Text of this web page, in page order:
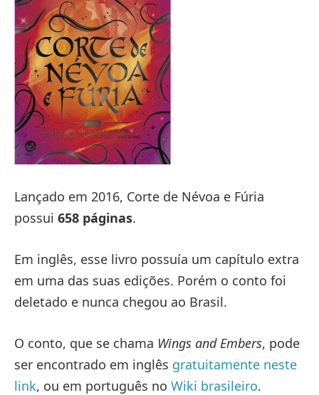
Lançado em 2016, Corte de Névoa e Fúria
possui 658 páginas.
Em inglês, esse livro possuía um capítulo extra
em uma das suas edições. Porém o conto foi
deletado e nunca chegou ao Brasil.
O conto, que se chama Wings and Embers, pode
ser encontrado em inglês gratuitamente neste
link, ou em português no Wiki brasileiro.